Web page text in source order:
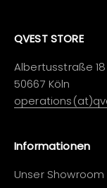
QVEST STORE
Albertusstraße 18
50667 Köln
Informationen
Unser Showroom